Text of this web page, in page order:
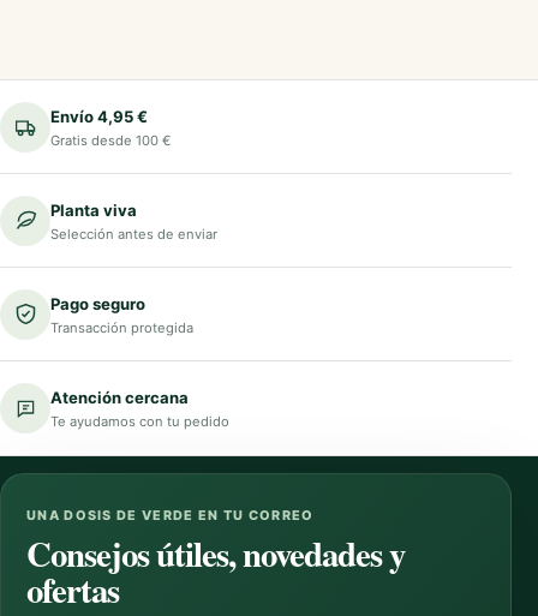
Envío 4,95 €
Gratis desde 100 €
Planta viva
Selección antes de enviar
Pago seguro
Transacción protegida
Atención cercana
Te ayudamos con tu pedido
UNA DOSIS DE VERDE EN TU CORREO
Consejos útiles, novedades y
ofertas